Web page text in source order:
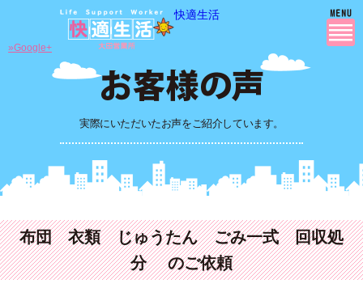
快適生活
実際にいただいたお声をご紹介しています。
»Google+
布団 衣類 じゅうたん ごみ一式 回収処
分 のご依頼